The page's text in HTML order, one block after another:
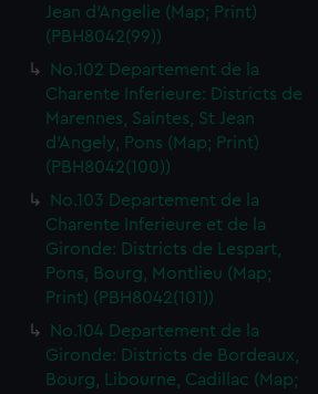
Jean d'Angelie (Map; Print)
(PBH8042(99))
No.102 Departement de la
Charente Inferieure: Districts de
Marennes, Saintes, St Jean
d'Angely, Pons (Map; Print)
(PBH8042(100))
No.103 Departement de la
Charente Inferieure et de la
Gironde: Districts de Lespart,
Pons, Bourg, Montlieu (Map;
Print) (PBH8042(101))
No.104 Departement de la
Gironde: Districts de Bordeaux,
Bourg, Libourne, Cadillac (Map;